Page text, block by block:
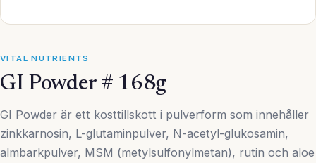
VITAL NUTRIENTS
GI Powder # 168g
GI Powder är ett kosttillskott i pulverform som innehåller
zinkkarnosin, L-glutaminpulver, N-acetyl-glukosamin,
almbarkpulver, MSM (metylsulfonylmetan), rutin och aloe